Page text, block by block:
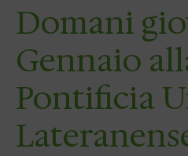
Domani
Gennaio
Pontificia